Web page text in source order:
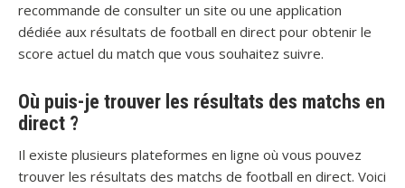
recommande de consulter un site ou une application
dédiée aux résultats de football en direct pour obtenir le
score actuel du match que vous souhaitez suivre.
Où puis-je trouver les résultats des matchs en
direct ?
Il existe plusieurs plateformes en ligne où vous pouvez
trouver les résultats des matchs de football en direct. Voici